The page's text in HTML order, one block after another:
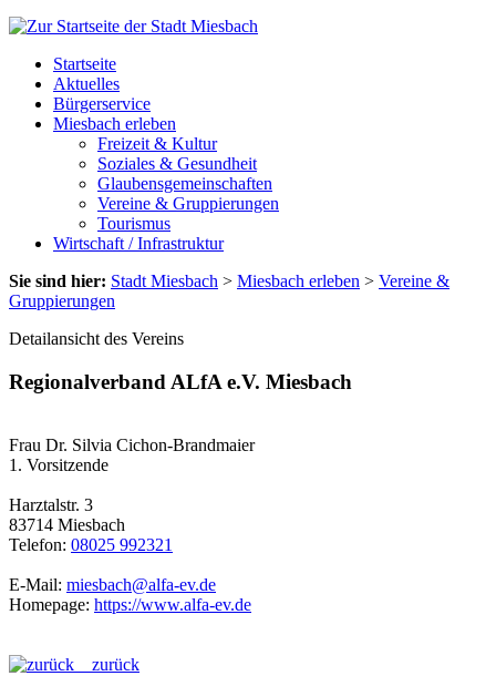
Startseite
Aktuelles
Bürgerservice
Miesbach erleben
Freizeit & Kultur
Soziales & Gesundheit
Glaubensgemeinschaften
Vereine & Gruppierungen
Tourismus
Wirtschaft / Infrastruktur
Sie sind hier: Stadt Miesbach > Miesbach erleben > Vereine &
Gruppierungen
Detailansicht des Vereins
Regionalverband ALfA e.V. Miesbach
Frau Dr. Silvia Cichon-Brandmaier
1. Vorsitzende
Harztalstr. 3
83714 Miesbach
Telefon: 08025 992321
E-Mail: miesbach@alfa-ev.de
Homepage: https://www.alfa-ev.de
zurück